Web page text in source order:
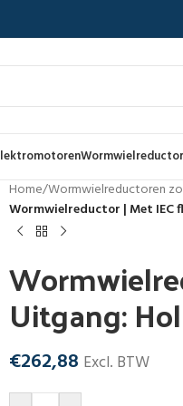
Home/Wormwielreductoren
Wormwielreductor | Met IEC
Uitgang:
€262,88 Excl. BTW